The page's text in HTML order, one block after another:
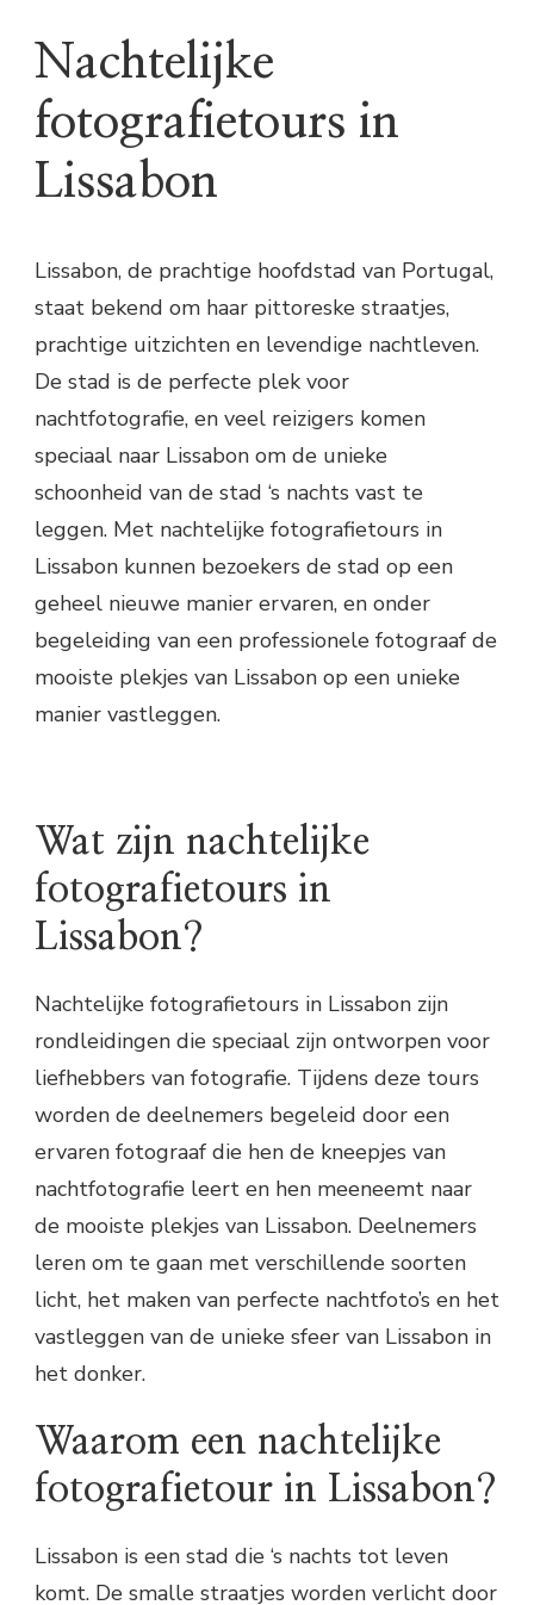
Nachtelijke
fotografietours in
Lissabon
Lissabon, de prachtige hoofdstad van Portugal,
staat bekend om haar pittoreske straatjes,
prachtige uitzichten en levendige nachtleven.
De stad is de perfecte plek voor
nachtfotografie, en veel reizigers komen
speciaal naar Lissabon om de unieke
schoonheid van de stad ‘s nachts vast te
leggen. Met nachtelijke fotografietours in
Lissabon kunnen bezoekers de stad op een
geheel nieuwe manier ervaren, en onder
begeleiding van een professionele fotograaf de
mooiste plekjes van Lissabon op een unieke
manier vastleggen.
Wat zijn nachtelijke
fotografietours in
Lissabon?
Nachtelijke fotografietours in Lissabon zijn
rondleidingen die speciaal zijn ontworpen voor
liefhebbers van fotografie. Tijdens deze tours
worden de deelnemers begeleid door een
ervaren fotograaf die hen de kneepjes van
nachtfotografie leert en hen meeneemt naar
de mooiste plekjes van Lissabon. Deelnemers
leren om te gaan met verschillende soorten
licht, het maken van perfecte nachtfoto’s en het
vastleggen van de unieke sfeer van Lissabon in
het donker.
Waarom een nachtelijke
fotografietour in Lissabon?
Lissabon is een stad die ‘s nachts tot leven
komt. De smalle straatjes worden verlicht door